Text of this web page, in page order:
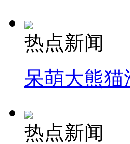
安徽一实载49人客车翻车
走！跟着总书记去植树
消防员救轻生者 花炮节热闹
热点新闻
呆萌大熊猫
热点新闻